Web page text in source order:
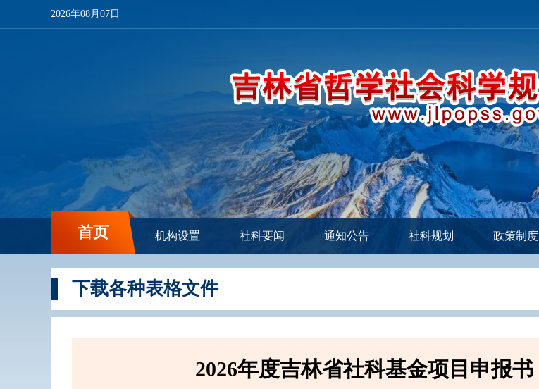
2026年08月07日
首页 机构设置 社科要闻 通知公告 社科规划 政策制度
下载各种表格文件
2026年度吉林省社科基金项目申报书